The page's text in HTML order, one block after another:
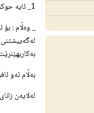
1_ ئایه‌ حوكمی ده‌ست نوێژ و خۆشوشتنی ئه‌و ئافره‌ته‌ چیه‌ كه‌ بۆیه‌ی له‌نینۆكه‌كانی داوه‌ ؟
_ وه‌ڵام :
به‌ڵام ئه‌و
له‌لایه‌ن